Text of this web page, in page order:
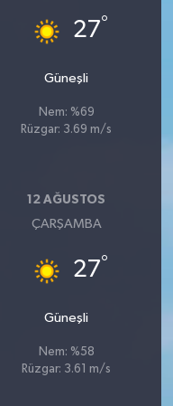
27°
Güneşli
Nem: %69
Rüzgar: 3.69 m/s
12 AĞUSTOS
ÇARŞAMBA
27°
Güneşli
Nem: %58
Rüzgar: 3.61 m/s